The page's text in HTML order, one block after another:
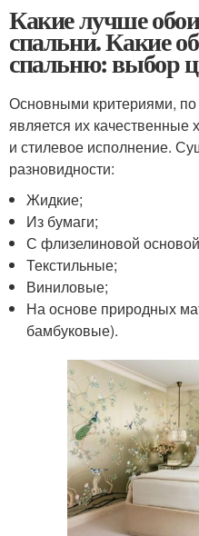
Какие лучше
спальни. Какие
спальню: выбор
Основными критериями,
является их качественные
и стилевое исполнение.
разновидности:
Жидкие;
Из бумаги;
С флизелиновой
Текстильные;
Виниловые;
На основе природных
бамбуковые).